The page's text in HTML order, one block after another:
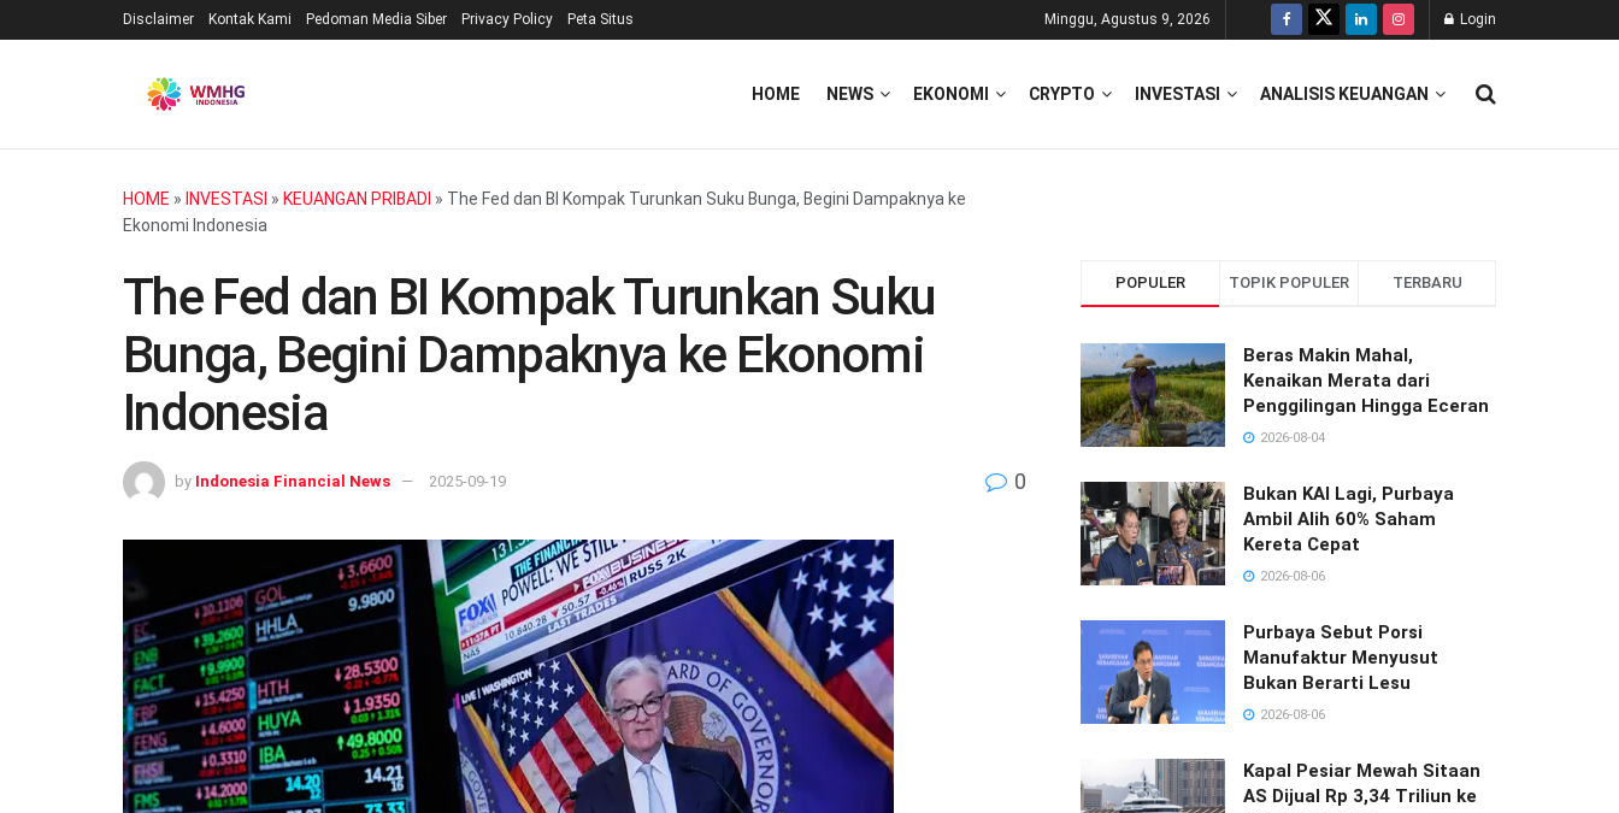
Disclaimer Kontak Kami Pedoman Media Siber Privacy Policy Peta Situs Minggu, Agustus 9, 2026 Login
HOME NEWS EKONOMI CRYPTO INVESTASI ANALISIS KEUANGAN
HOME » INVESTASI » KEUANGAN PRIBADI » The Fed dan BI Kompak Turunkan Suku Bunga, Begini Dampaknya ke
Ekonomi Indonesia
The Fed dan BI Kompak Turunkan Suku
Bunga, Begini Dampaknya ke Ekonomi
Indonesia
by Indonesia Financial News 2025-09-19 0
POPULER TOPIK POPULER TERBARU
Beras Makin Mahal,
Kenaikan Merata dari
Penggilingan Hingga Eceran
2026-08-04
Bukan KAI Lagi, Purbaya
Ambil Alih 60% Saham
Kereta Cepat
2026-08-06
Purbaya Sebut Porsi
Manufaktur Menyusut
Bukan Berarti Lesu
2026-08-06
Kapal Pesiar Mewah Sitaan
AS Dijual Rp 3,34 Triliun ke